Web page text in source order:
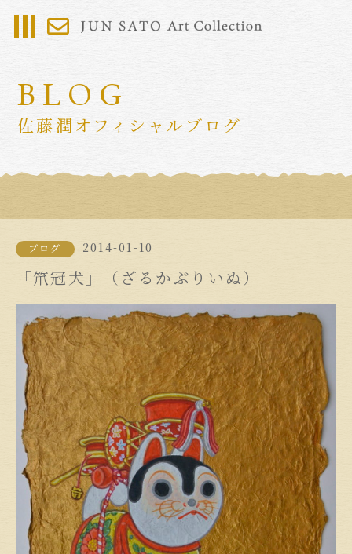
BLOG
佐藤潤オフィシャルブログ
ブログ 2014-01-10
「笊冠犬」（ざるかぶりいぬ）